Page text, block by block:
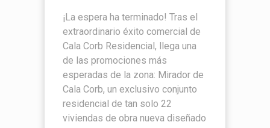
¡La espera ha terminado! Tras el
extraordinario éxito comercial de
Cala Corb Residencial, llega una
de las promociones más
esperadas de la zona: Mirador de
Cala Corb, un exclusivo conjunto
residencial de tan solo 22
viviendas de obra nueva diseñado